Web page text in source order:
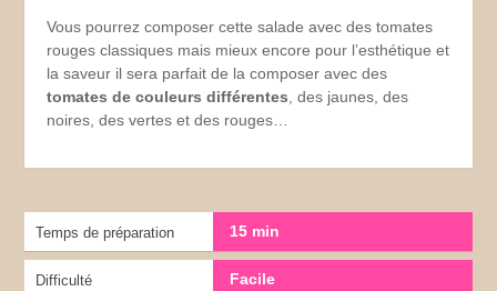
Vous pourrez composer cette salade avec des tomates
rouges classiques mais mieux encore pour l’esthétique et
la saveur il sera parfait de la composer avec des
tomates de couleurs différentes , des jaunes, des
noires, des vertes et des rouges…
Temps de préparation 15 min
Difficulté Facile